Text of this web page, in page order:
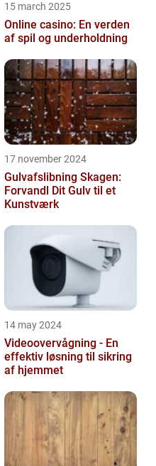
15 march 2025
Online casino: En verden
af spil og underholdning
17 november 2024
Gulvafslibning Skagen:
Forvandl Dit Gulv til et
Kunstværk
14 may 2024
Videoovervågning - En
effektiv løsning til sikring
af hjemmet